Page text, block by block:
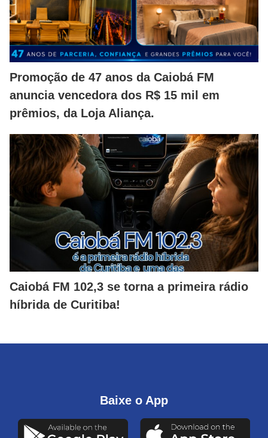
Promoção de 47 anos da Caiobá FM
anuncia vencedora dos R$ 15 mil em
prêmios, da Loja Aliança.
Caiobá FM 102,3 se torna a primeira rádio
híbrida de Curitiba!
Baixe o App